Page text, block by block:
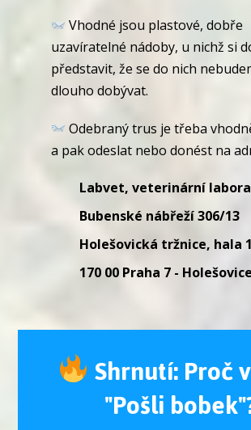
Vhodné jsou plastové, dobře
uzavíratelné nádoby, u nichž si
představit, že se do nich
dlouho dobývat.
Odebraný trus je třeba
a pak odeslat nebo donést na
Labvet, veterinární
Bubenské nábřeží 306/13
Holešovická tržnice, hala
170 00 Praha 7 - Holešovice
Shrnutí: Proč
"Pošli